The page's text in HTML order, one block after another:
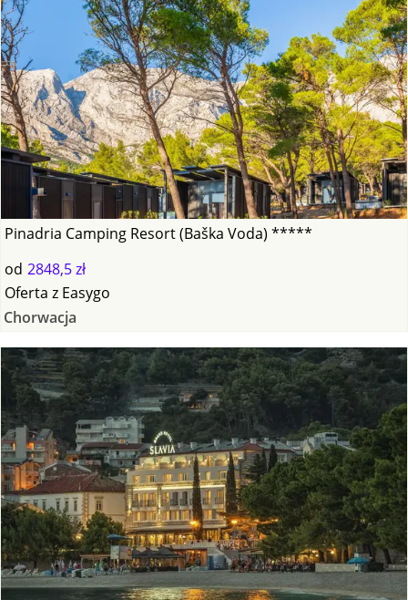
Pinadria Camping Resort (Baška Voda) *****
od 2848,5 zł
Oferta z Easygo
Chorwacja